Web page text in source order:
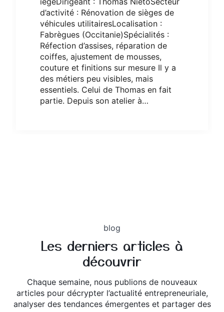
d’activité : Rénovation de sièges de
véhicules utilitairesLocalisation :
Fabrègues (Occitanie)Spécialités :
Réfection d’assises, réparation de
coiffes, ajustement de mousses,
couture et finitions sur mesure Il y a
des métiers peu visibles, mais
essentiels. Celui de Thomas en fait
partie. Depuis son atelier à…
blog
Les derniers articles à
découvrir
Chaque semaine, nous publions de nouveaux
articles pour décrypter l’actualité entrepreneuriale,
analyser des tendances émergentes et partager des